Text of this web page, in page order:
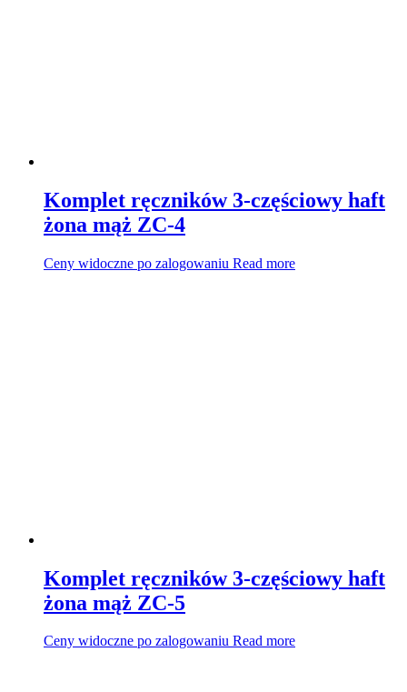
Komplet ręczników 3-częściowy haft
żona mąż ZC-4
Ceny widoczne po zalogowaniu Read more
Komplet ręczników 3-częściowy haft
żona mąż ZC-5
Ceny widoczne po zalogowaniu Read more